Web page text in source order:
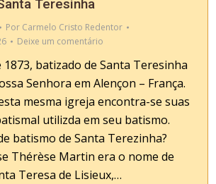
Teresinha
Por Carmelo Cristo Redentor
Deixe um comentário
1873, batizado de Santa Teresinha
Senhora em Alençon – França.
mesma igreja encontra-se suas
utilizda em seu batismo.
batismo de Santa Terezinha?
Thérèse Martin era o nome de
Teresa de Lisieux,…